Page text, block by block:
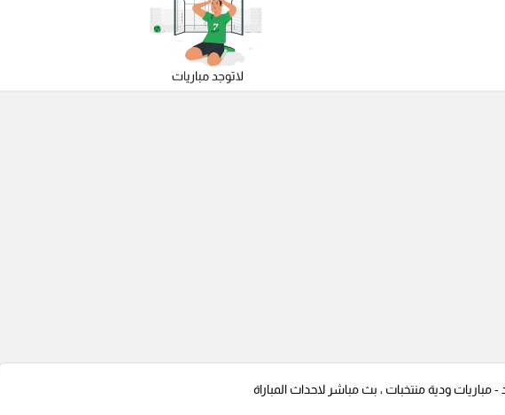
مباريات ودية منتخبات ، بث مباشر لاحداث المباراة